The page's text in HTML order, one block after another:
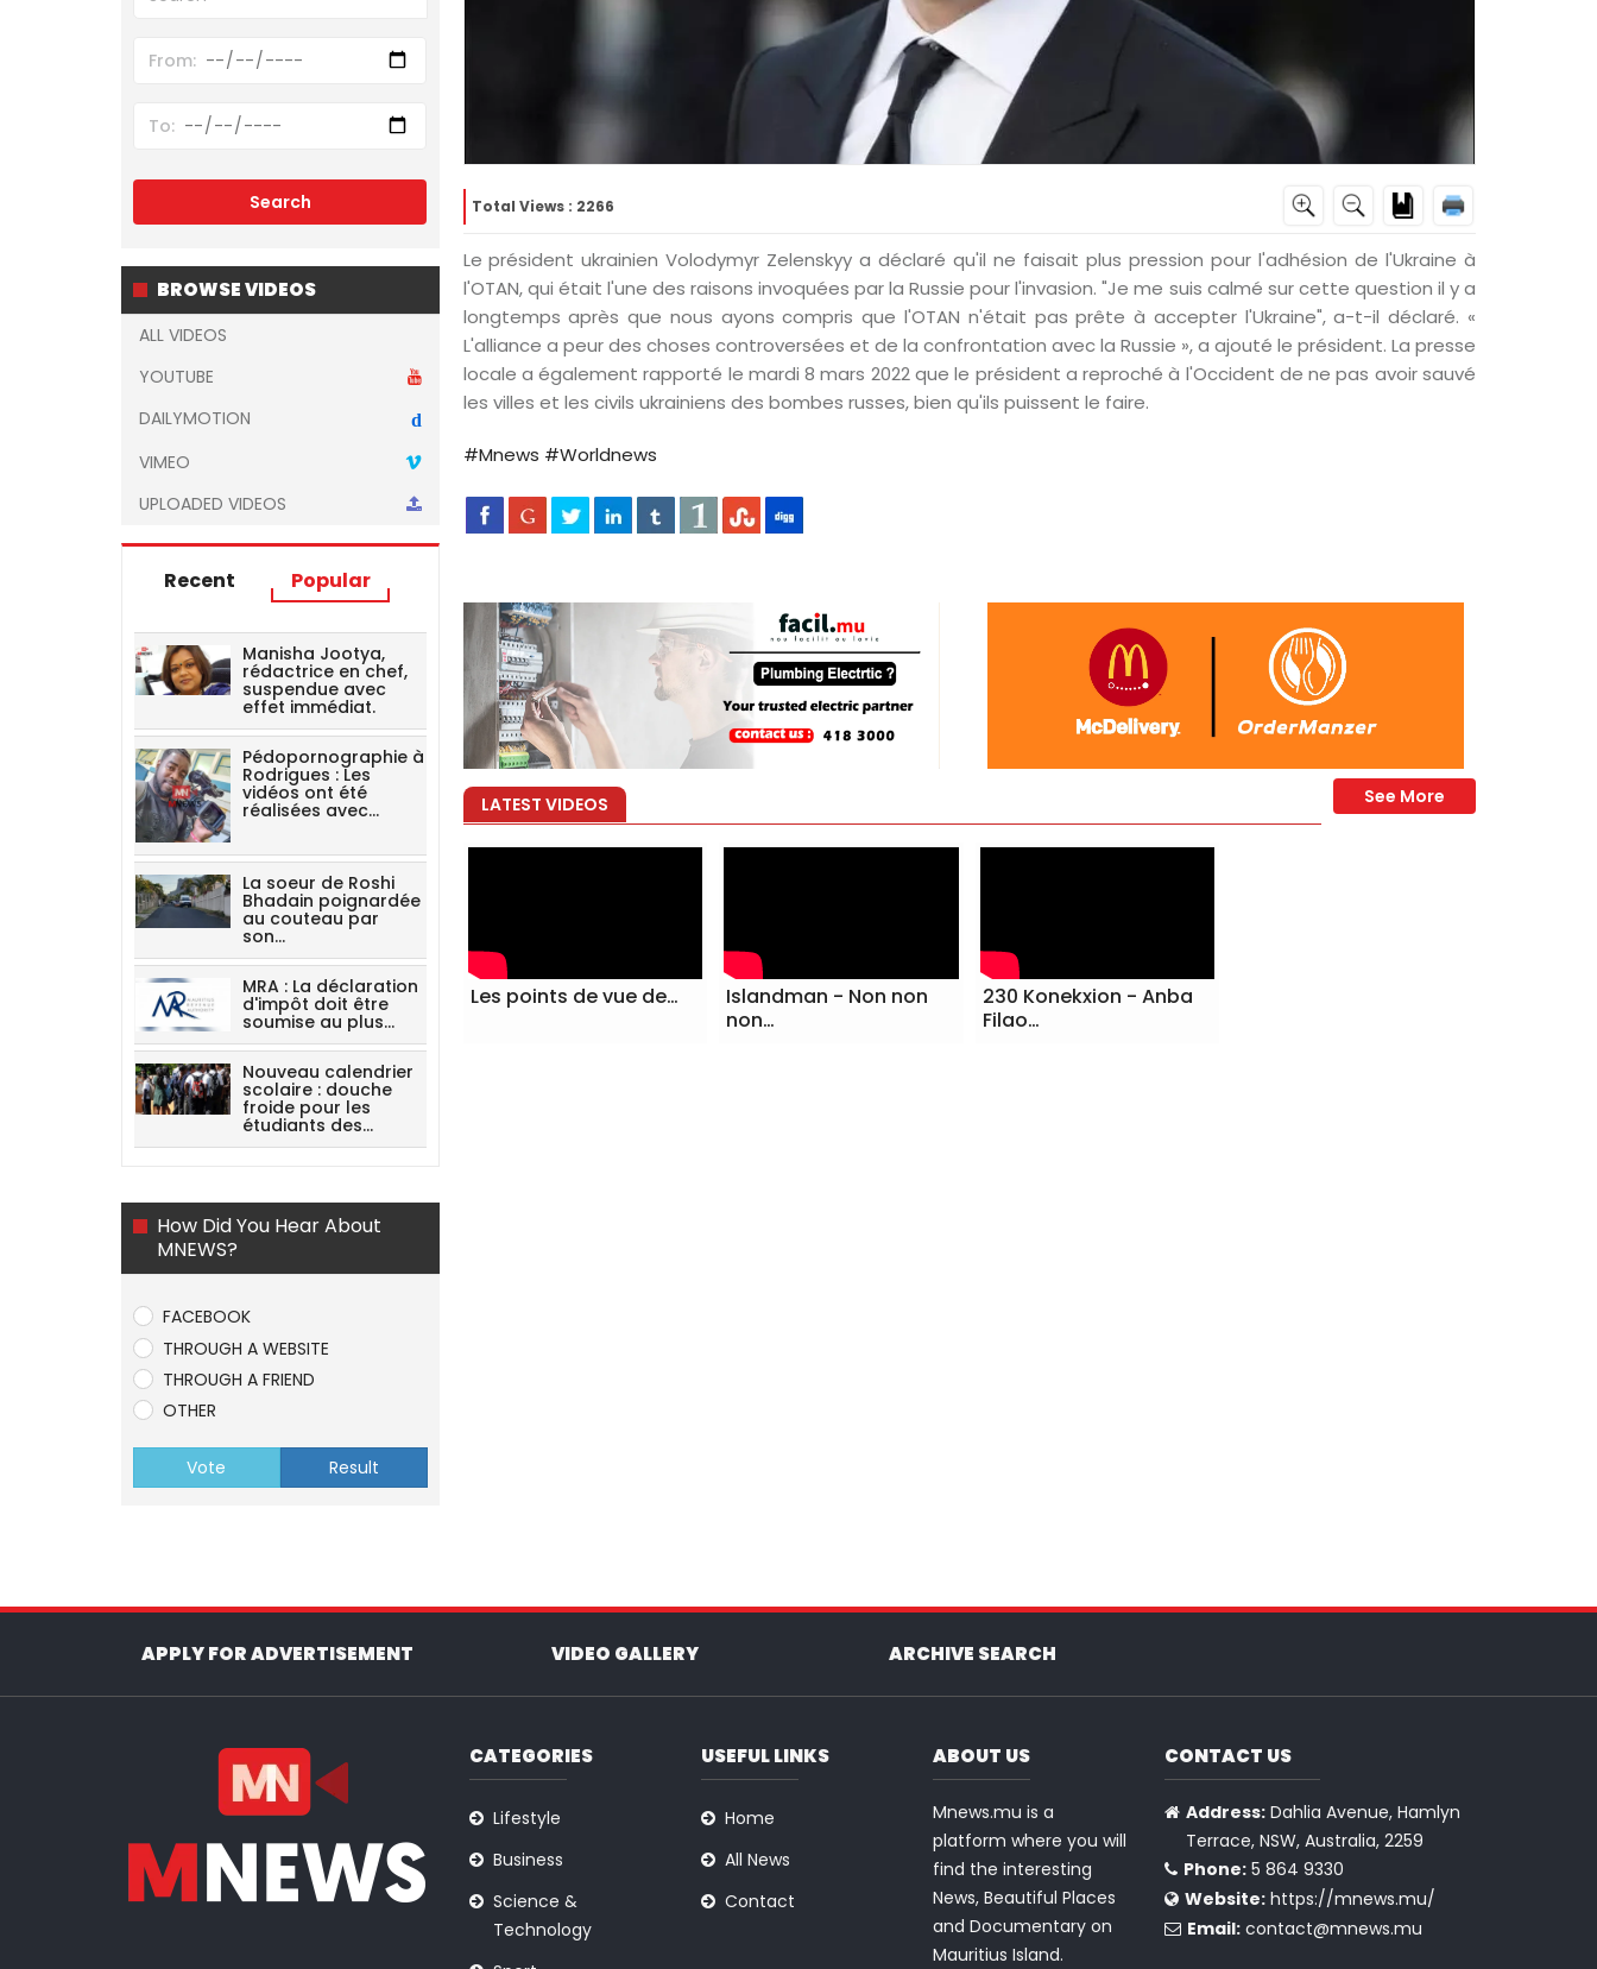
BROWSE VIDEOS
ALL VIDEOS
YOUTUBE
DAILYMOTION
d
VIMEO
UPLOADED VIDEOS
Recent Popular
Manisha Jootya,
rédactrice en chef,
suspendue avec
effet immédiat.
Pédopornographie à
Rodrigues : Les
vidéos ont été
réalisées avec…
La soeur de Roshi
Bhadain poignardée
au couteau par
son…
MRA : La déclaration
d'impôt doit être
soumise au plus…
Nouveau calendrier
scolaire : douche
froide pour les
étudiants des…
How Did You Hear About
MNEWS?
FACEBOOK
THROUGH A WEBSITE
THROUGH A FRIEND
OTHER
Vote Result
Total Views : 2266
Le président ukrainien Volodymyr Zelenskyy a déclaré qu'il ne faisait plus pression pour l'adhésion de l'Ukraine à
l'OTAN, qui était l'une des raisons invoquées par la Russie pour l'invasion. "Je me suis calmé sur cette question il y a
longtemps après que nous ayons compris que l'OTAN n'était pas prête à accepter l'Ukraine", a-t-il déclaré. «
L'alliance a peur des choses controversées et de la confrontation avec la Russie », a ajouté le président. La presse
locale a également rapporté le mardi 8 mars 2022 que le président a reproché à l'Occident de ne pas avoir sauvé
les villes et les civils ukrainiens des bombes russes, bien qu'ils puissent le faire.
#Mnews #Worldnews
LATEST VIDEOS
Les points de vue de…
Islandman - Non non
non…
230 Konekxion - Anba
Filao…
APPLY FOR ADVERTISEMENT VIDEO GALLERY ARCHIVE SEARCH
CATEGORIES
Lifestyle
Business
Science &
Technology
USEFUL LINKS
Home
All News
Contact
ABOUT US
Mnews.mu is a
platform where you will
find the interesting
News, Beautiful Places
and Documentary on
Mauritius Island.
CONTACT US
Address: Dahlia Avenue, Hamlyn
Terrace, NSW, Australia, 2259
Phone:5 864 9330
Website: https://mnews.mu/
Email: contact@mnews.mu